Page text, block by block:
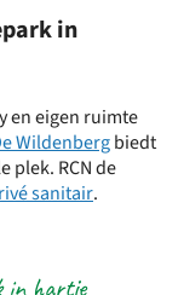
in
en eigen ruimte
Wildenbergbiedt
plek. RCN de
sanitair.
in hartje